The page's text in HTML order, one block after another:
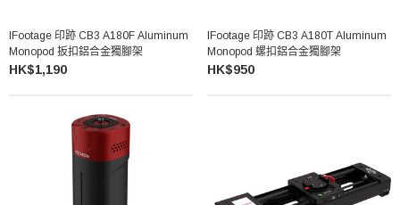
IFootage 印跡 CB3 A180F Aluminum
Monopod 扳扣鋁合金獨腳架
HK$1,190
IFootage 印跡 CB3 A180T Aluminum
Monopod 螺扣鋁合金獨腳架
HK$950